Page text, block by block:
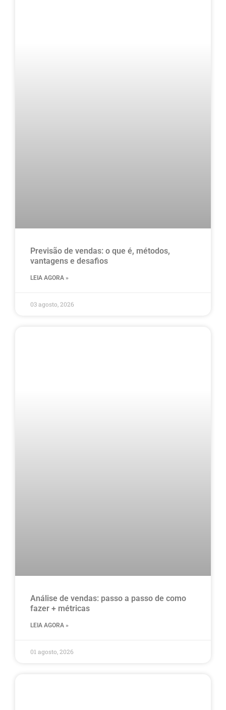
Previsão de vendas: o que é, métodos,
vantagens e desafios
LEIA AGORA »
03 agosto, 2026
Análise de vendas: passo a passo de como
fazer + métricas
LEIA AGORA »
01 agosto, 2026